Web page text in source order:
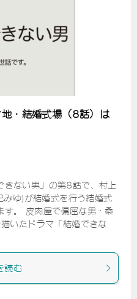
・結婚式場（8話）は
きない男」の第8話で、村上
ゆ)が結婚式を行う結婚式
す。 皮肉屋で偏屈な男・桑
いたドラマ「結婚できな
読む